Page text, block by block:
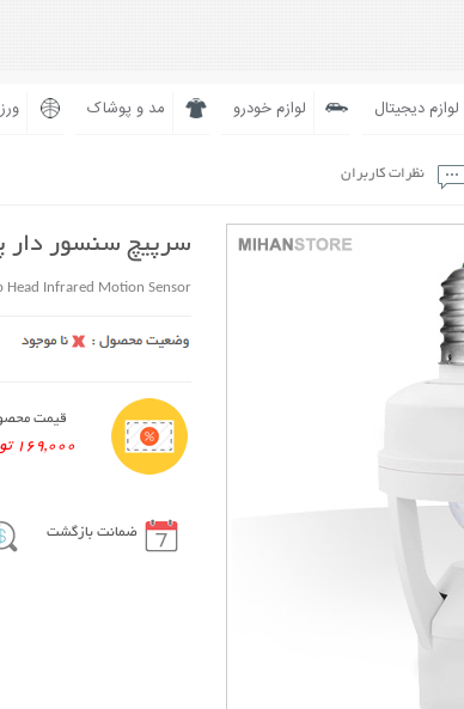
لوازم دیجیتال لوازم خودرو مد و پوشاک
نظرات کاربران
سرپیچ سنسور دار
Head Infrared Motion Sensor
قیمت
169,000 تومان
ضمانت بازگشت